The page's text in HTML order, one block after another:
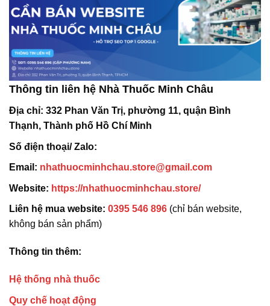
Thông tin liên hệ Nhà Thuốc Minh Châu
Địa chỉ: 332 Phan Văn Trị, phường 11, quận Bình
Thạnh, Thành phố Hồ Chí Minh
Số điện thoại/ Zalo:
Email: nhathuocminhchau.store@gmail.com
Website: https://nhathuocminhchau.store/
Liên hệ mua website: 0395 546 896 (chỉ bán website,
không bán sản phẩm)
Thông tin thêm:
Hệ thống nhà thuốc
Quy chế hoạt động